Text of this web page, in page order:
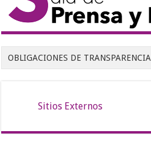
OBLIGACIONES DE TRANSPARENCIA
Sitios Externos